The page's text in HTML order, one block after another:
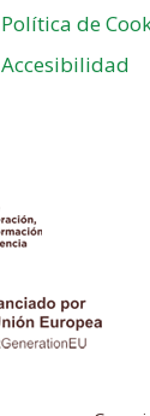
Política de
Accesibilidad